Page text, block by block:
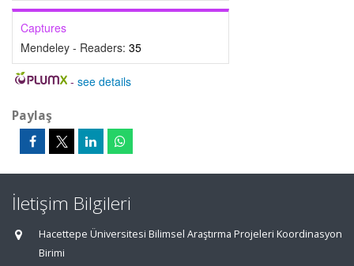
Captures
Mendeley - Readers: 35
- see details
Paylaş
İletişim Bilgileri
Hacettepe Üniversitesi Bilimsel Araştırma Projeleri Koordinasyon
Birimi